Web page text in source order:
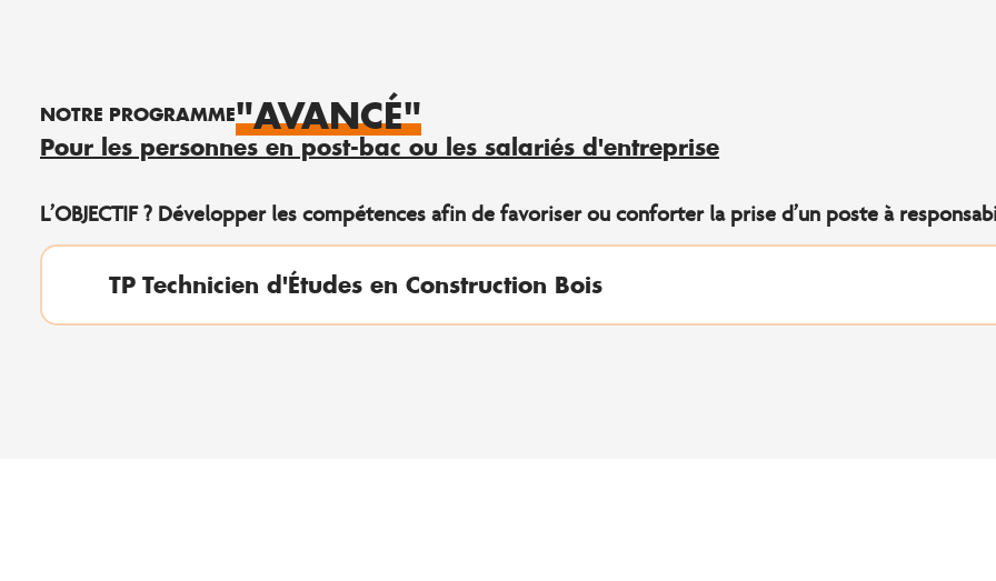
NOTRE PROGRAMME"AVANCÉ"
Pour les personnes en post-bac ou les salariés d'entreprise
L’OBJECTIF ? Développer les compétences afin de favoriser ou conforter la prise d’un poste à
TP Technicien d'Études en Construction Bois